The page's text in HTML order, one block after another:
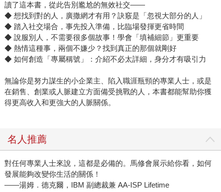
讀了這本書，從此告別尷尬的無效社交——
◆ 想找到對的人，廣撒網才有用？訣竅是「忽視大部分的人」
◆ 踏入社交場合，事先投入準備，比臨場發揮更省時間
◆ 說服別人，不需要很多個故事！學會「填補細節」更重要
◆ 熱情這種事，兩個不嫌少？找到真正的那個就剛好
◆ 如何創造「專屬稱號」：介紹不必太詳細，身分才有吸引力
無論你是努力謀生的小企業主、陷入職涯瓶頸的專業人士，或是
在銷售、創業或人脈建立方面備受挑戰的人，本書都能幫助你獲
得更高收入和更強大的人脈關係。
名人推薦
對任何專業人士來說，這都是必備的。馬修會展示給你看，如何
發展能夠改變你生活的關係！
——湯姆．德克爾，IBM 副總裁兼 AA-ISP Lifetime